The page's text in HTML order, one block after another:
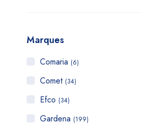
Marques
Comaria (6)
Comet (34)
Efco (34)
Gardena (199)